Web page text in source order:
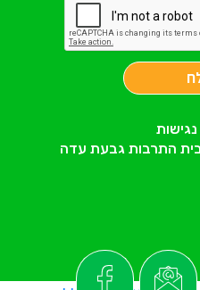
התרבות גבעת עדה